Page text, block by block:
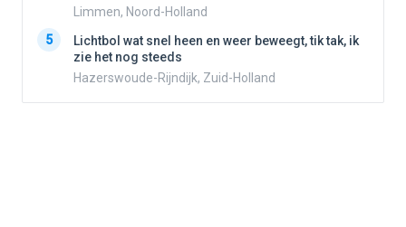
Limmen, Noord-Holland
5
Lichtbol wat snel heen en weer beweegt, tik tak, ik
zie het nog steeds
Hazerswoude-Rijndijk, Zuid-Holland